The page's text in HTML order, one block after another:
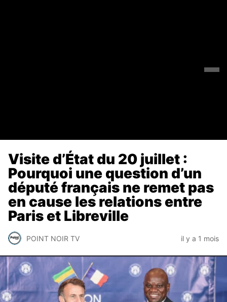
Visite d’État du 20 juillet :
Pourquoi une question d’un
député français ne remet pas
en cause les relations entre
Paris et Libreville
POINT NOIR TV il y a 1 mois